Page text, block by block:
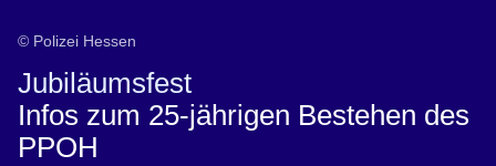
© Polizei Hessen
Jubiläumsfest
Infos zum 25-jährigen Bestehen des
PPOH